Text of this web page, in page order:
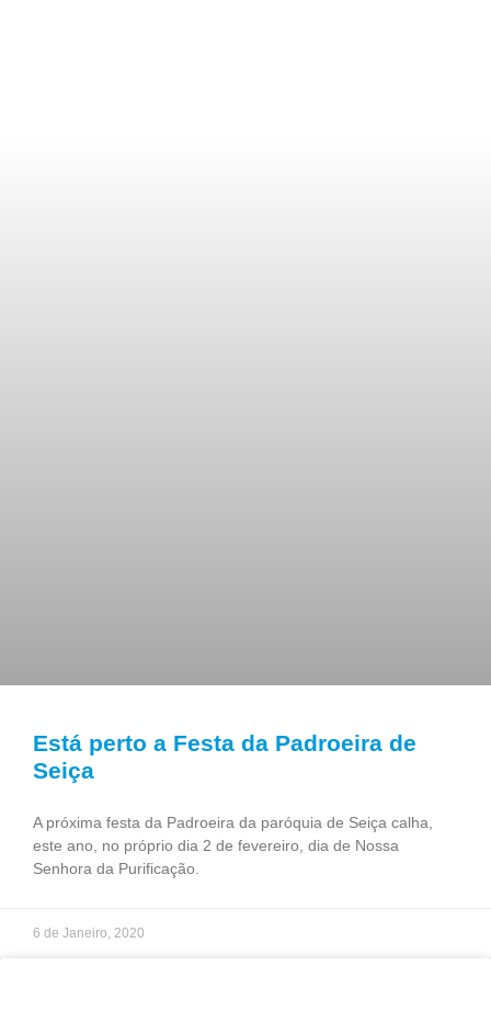
Está perto a Festa da Padroeira de
Seiça
A próxima festa da Padroeira da paróquia de Seiça calha,
este ano, no próprio dia 2 de fevereiro, dia de Nossa
Senhora da Purificação.
6 de Janeiro, 2020